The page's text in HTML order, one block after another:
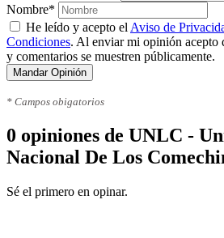
Nombre*
He leído y acepto el Aviso de
Condiciones. Al enviar mi opinión acepto
y comentarios se muestren públicamente.
Mandar Opinión
* Campos obigatorios
0 opiniones de UNLC -
Nacional De Los
Sé el primero en opinar.